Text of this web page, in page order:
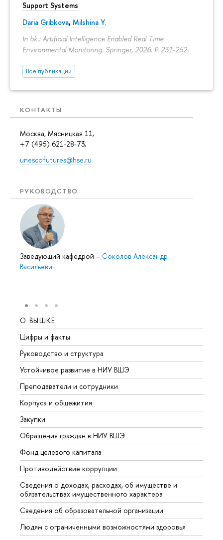
Support Systems
Daria Gribkova, Milshina Y.
In bk.: Artificial Intelligence Enabled Real Time
Environmental Monitoring. Springer, 2026. P. 231-252.
Все публикации
КОНТАКТЫ
Москва, Мясницкая 11,
+7 (495) 621-28-73,
unescofutures@hse.ru
РУКОВОДСТВО
Заведующий кафедрой – Соколов Александр
Васильевич
О ВЫШКЕ
Цифры и факты
Руководство и структура
Устойчивое развитие в НИУ ВШЭ
Преподаватели и сотрудники
Корпуса и общежития
Закупки
Обращения граждан в НИУ ВШЭ
Фонд целевого капитала
Противодействие коррупции
Сведения о доходах, расходах, об имуществе и
обязательствах имущественного характера
Сведения об образовательной организации
Людям с ограниченными возможностями здоровья